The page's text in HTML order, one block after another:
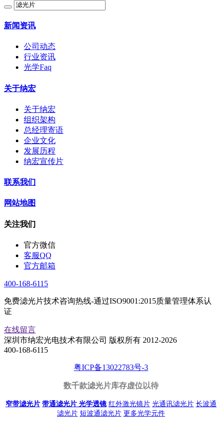
新闻资讯
公司动态
行业资讯
光学Faq
关于纳宏
关于纳宏
组织架构
总经理寄语
企业文化
发展历程
纳宏宣传片
联系我们
网站地图
关注我们
官方微信
客服QQ
官方邮箱
400-168-6115
免费滤光片技术咨询热线-通过ISO9001:2015质量管理体系认
证
在线留言
深圳市纳宏光电技术有限公司 版权所有 2012-2026
400-168-6115
粤ICP备13022783号-3
数千款滤光片库存虚位以待
窄带滤光片 带通滤光片 光学透镜 红外激光镜片 光通讯滤光片 长波通
滤光片 短波通滤光片 更多光学元件